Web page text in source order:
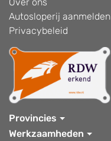
Autosloperij aanmelden
Privacybeleid
Provincies
Werkzaamheden